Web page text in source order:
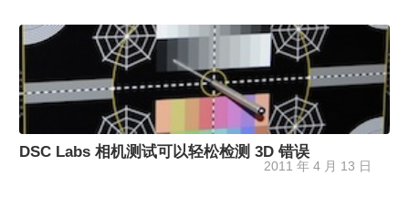
DSC Labs 相机测试可以轻松检测 3D 错误
2011 年 4 月 13 日